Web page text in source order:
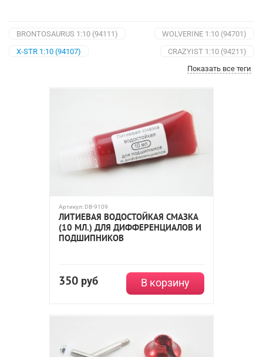
BRONTOSAURUS 1:10 (94111)
WOLVERINE 1:10 (94701)
X-STR 1:10 (94107)
CRAZYIST 1:10 (94211)
DESTRIER 1:10 (94170)
Показать все теги
Артикул: DB-9109
ЛИТИЕВАЯ ВОДОСТОЙКАЯ СМАЗКА
(10 МЛ.) ДЛЯ ДИФФЕРЕНЦИАЛОВ И
ПОДШИПНИКОВ
350 руб В корзину